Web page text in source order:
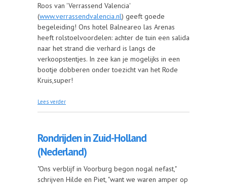
Roos van 'Verrassend Valencia'
(www.verrassendvalencia.nl) geeft goede
begeleiding! Ons hotel Balneareo las Arenas
heeft rolstoelvoordelen: achter de tuin een salida
naar het strand die verhard is langs de
verkoopstentjes. In zee kan je mogelijks in een
bootje dobberen onder toezicht van het Rode
Kruis,super!
Lees verder
Rondrijden in Zuid-Holland
(Nederland)
"Ons verblijf in Voorburg begon nogal nefast,"
schrijven Hilde en Piet, "want we waren amper op